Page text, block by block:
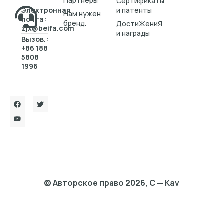
Электронная
почта:
zjx@beifa.com
Вызов.:
+86 188
5808
1996
Нам нужен
бренд.
и патенты
ДостиЖениЯ
и награды
© Авторское право 2026, C — Kav